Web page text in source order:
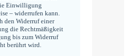
Einwilligung
– widerrufen kann.
den Widerruf einer
die Rechtmäßigkeit
bis zum Widerruf
berührt wird.